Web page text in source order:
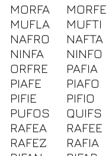
MORFA
MORFE
MUFLA
MUFTI
NAFRO
NAFTA
NINFA
NINFO
ORFRE
PAFIA
PIAFE
PIAFO
PIFIE
PIFIO
PUFOS
QUIFS
RAFEA
RAFEE
RAFEZ
RAFIA